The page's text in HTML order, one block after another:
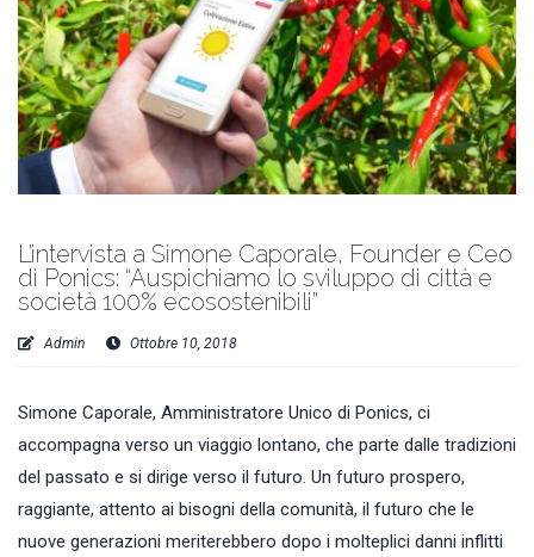
L’intervista a Simone Caporale, Founder e Ceo
di Ponics: “Auspichiamo lo sviluppo di città e
società 100% ecosostenibili”
Admin Ottobre 10, 2018
Simone Caporale, Amministratore Unico di Ponics, ci
accompagna verso un viaggio lontano, che parte dalle tradizioni
del passato e si dirige verso il futuro. Un futuro prospero,
raggiante, attento ai bisogni della comunità, il futuro che le
nuove generazioni meriterebbero dopo i molteplici danni inflitti